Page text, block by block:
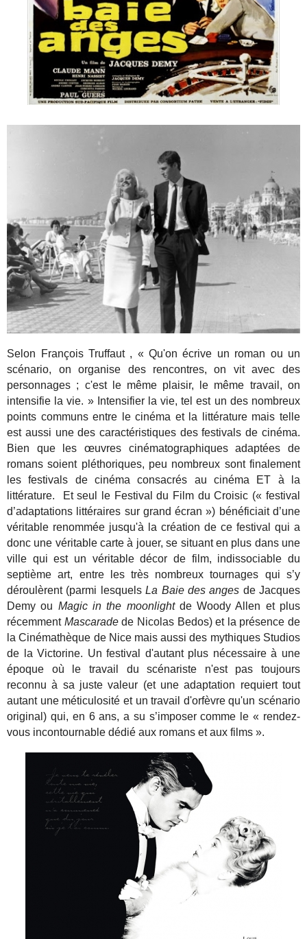
Selon François Truffaut , « Qu'on écrive un roman ou un
scénario, on organise des rencontres, on vit avec des
personnages ; c'est le même plaisir, le même travail, on
intensifie la vie. » Intensifier la vie, tel est un des nombreux
points communs entre le cinéma et la littérature mais telle
est aussi une des caractéristiques des festivals de cinéma.
Bien que les œuvres cinématographiques adaptées de
romans soient pléthoriques, peu nombreux sont finalement
les festivals de cinéma consacrés au cinéma ET à la
littérature. Et seul le Festival du Film du Croisic (« festival
d’adaptations littéraires sur grand écran ») bénéficiait d’une
véritable renommée jusqu'à la création de ce festival qui a
donc une véritable carte à jouer, se situant en plus dans une
ville qui est un véritable décor de film, indissociable du
septième art, entre les très nombreux tournages qui s’y
déroulèrent (parmi lesquelsLa Baie des anges de Jacques
Demy ou Magic in the moonlightde Woody Allen et plus
récemment Mascaradede Nicolas Bedos) et la présence de
la Cinémathèque de Nice mais aussi des mythiques Studios
de la Victorine. Un festival d'autant plus nécessaire à une
époque où le travail du scénariste n'est pas toujours
reconnu à sa juste valeur (et une adaptation requiert tout
autant une méticulosité et un travail d'orfèvre qu'un scénario
original) qui, en 6 ans, a su s’imposer comme le « rendez-
vous incontournable dédié aux romans et aux films ».